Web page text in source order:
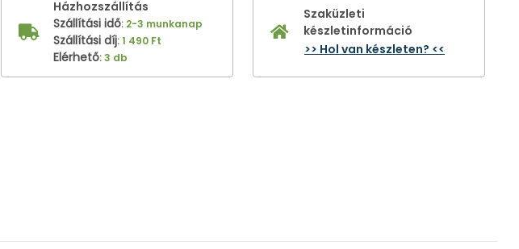
Házhozszállítás
Szállítási idő: 2-3 munkanap
Szállítási díj:1 490 Ft
Elérhető:3 db
Szaküzleti
készletinformáció
>> Hol van készleten? <<